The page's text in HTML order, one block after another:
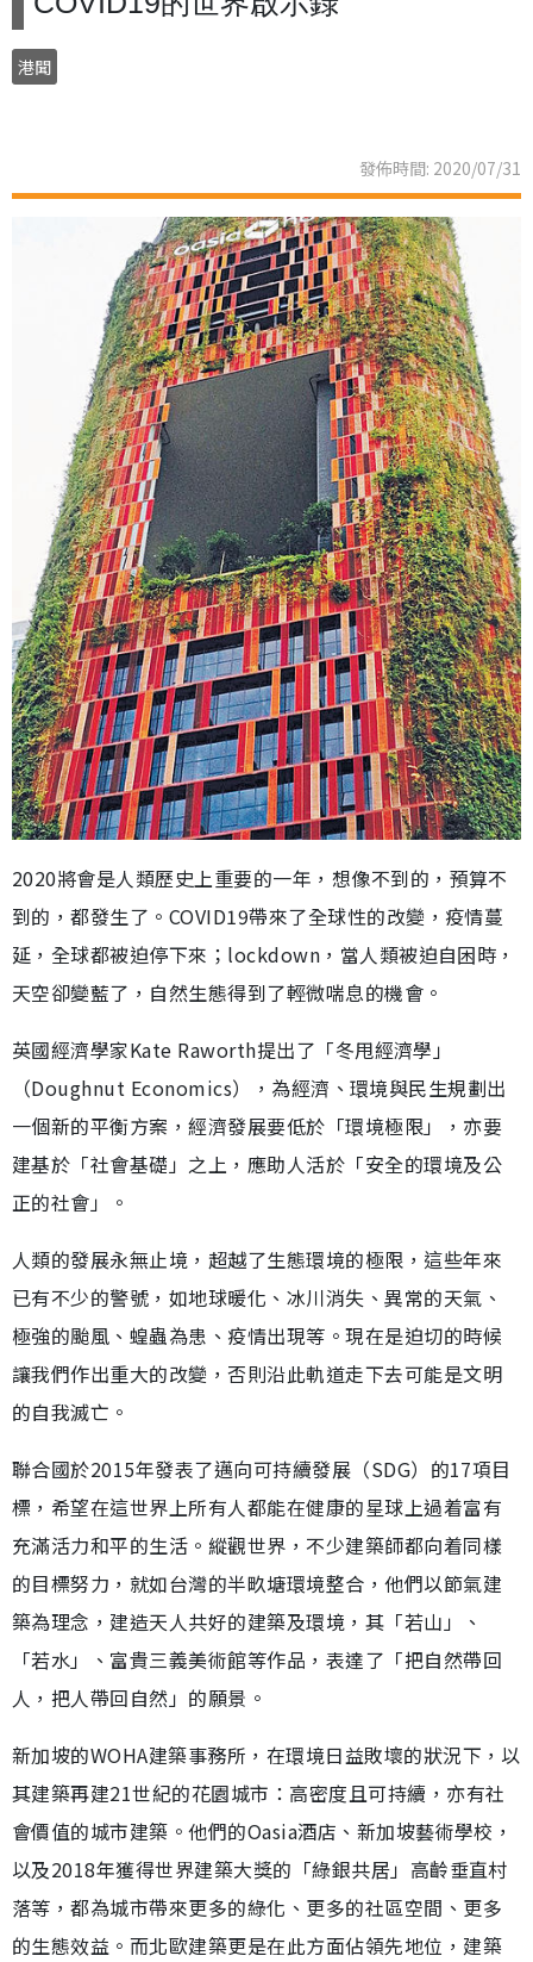
港聞
發佈時間: 2020/07/31
2020將會是人類歷史上重要的一年，想像不到的，預算不
到的，都發生了。COVID19帶來了全球性的改變，疫情蔓
延，全球都被迫停下來；lockdown，當人類被迫自困時，
天空卻變藍了，自然生態得到了輕微喘息的機會。
英國經濟學家Kate Raworth提出了「冬甩經濟學」
（Doughnut Economics），為經濟、環境與民生規劃出
一個新的平衡方案，經濟發展要低於「環境極限」，亦要
建基於「社會基礎」之上，應助人活於「安全的環境及公
正的社會」。
人類的發展永無止境，超越了生態環境的極限，這些年來
已有不少的警號，如地球暖化、冰川消失、異常的天氣、
極強的颱風、蝗蟲為患、疫情出現等。現在是迫切的時候
讓我們作出重大的改變，否則沿此軌道走下去可能是文明
的自我滅亡。
聯合國於2015年發表了邁向可持續發展（SDG）的17項目
標，希望在這世界上所有人都能在健康的星球上過着富有
充滿活力和平的生活。縱觀世界，不少建築師都向着同樣
的目標努力，就如台灣的半畂塘環境整合，他們以節氣建
築為理念，建造天人共好的建築及環境，其「若山」、
「若水」、富貴三義美術館等作品，表達了「把自然帶回
人，把人帶回自然」的願景。
新加坡的WOHA建築事務所，在環境日益敗壞的狀況下，以
其建築再建21世紀的花園城市：高密度且可持續，亦有社
會價值的城市建築。他們的Oasia酒店、新加坡藝術學校，
以及2018年獲得世界建築大獎的「綠銀共居」高齡垂直村
落等，都為城市帶來更多的綠化、更多的社區空間、更多
的生態效益。而北歐建築更是在此方面佔領先地位，建築